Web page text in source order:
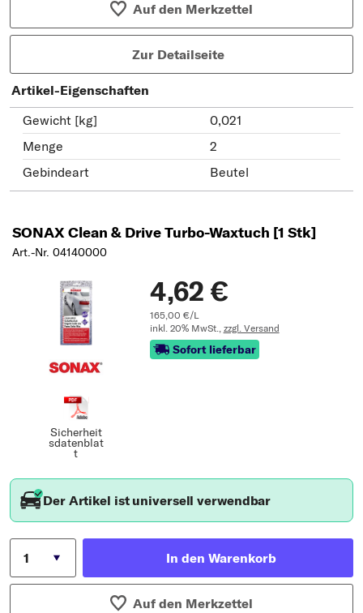
Auf den Merkzettel
Zur Detailseite
Artikel-Eigenschaften
Gewicht [kg]
0,021
Menge
2
Gebindeart
Beutel
SONAX Clean & Drive Turbo-Waxtuch [1 Stk]
Art.-Nr. 04140000
Sicherheit
sdatenblat
t
4,62 €
165,00 €/L
inkl. 20% MwSt., zzgl. Versand
Sofort lieferbar
Der Artikel ist universell verwendbar
In den Warenkorb
Auf den Merkzettel